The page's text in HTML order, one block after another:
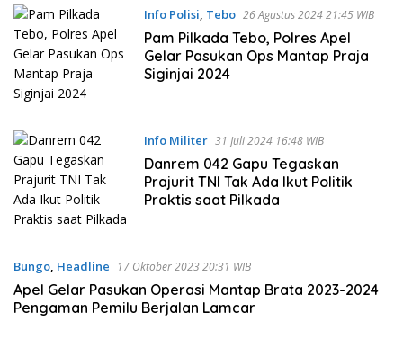
Info Polisi, Tebo 26 Agustus 2024 21:45 WIB
Pam Pilkada Tebo, Polres Apel
Gelar Pasukan Ops Mantap Praja
Siginjai 2024
Info Militer 31 Juli 2024 16:48 WIB
Danrem 042 Gapu Tegaskan
Prajurit TNI Tak Ada Ikut Politik
Praktis saat Pilkada
Bungo, Headline 17 Oktober 2023 20:31 WIB
Apel Gelar Pasukan Operasi Mantap Brata 2023-2024
Pengaman Pemilu Berjalan Lamcar